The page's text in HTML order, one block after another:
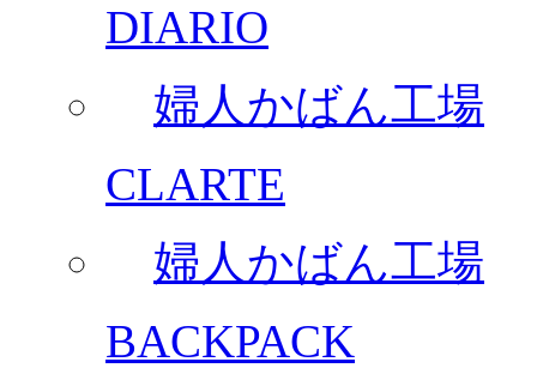
DIARIO
婦人かばん工場
CLARTE
婦人かばん工場
BACKPACK